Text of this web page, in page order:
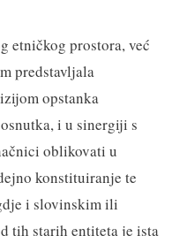
etničkog prostora, već
predstavljala
opstanka
i u sinergiji s
oblikovati u
konstituiranje te
i slovinskim ili
tih starih entiteta je ista